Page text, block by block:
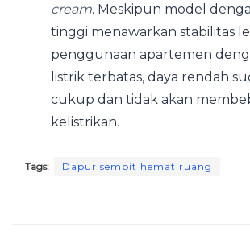
cream. Meskipun model
tinggi menawarkan stabilitas
penggunaan apartemen
listrik terbatas, daya rendah
cukup dan tidak akan
kelistrikan.
Tags: Dapur sempit hemat ruang